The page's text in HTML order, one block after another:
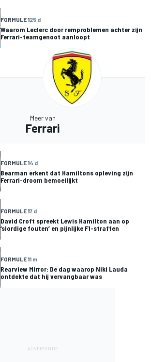
FORMULE 125 d
Waarom Leclerc door remproblemen achter zijn
Ferrari-teamgenoot aanloopt
Meer van
Ferrari
FORMULE 14 d
Bearman erkent dat Hamiltons opleving zijn
Ferrari-droom bemoeilijkt
FORMULE 17 d
David Croft spreekt Lewis Hamilton aan op
‘slordige fouten’ en pijnlijke F1-straffen
FORMULE 11 m
Rearview Mirror: De dag waarop Niki Lauda
ontdekte dat hij vervangbaar was